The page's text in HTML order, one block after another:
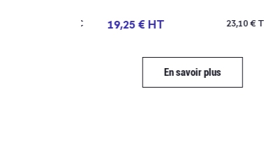
19,25 € HT 23,10 € TTC
En savoir plus